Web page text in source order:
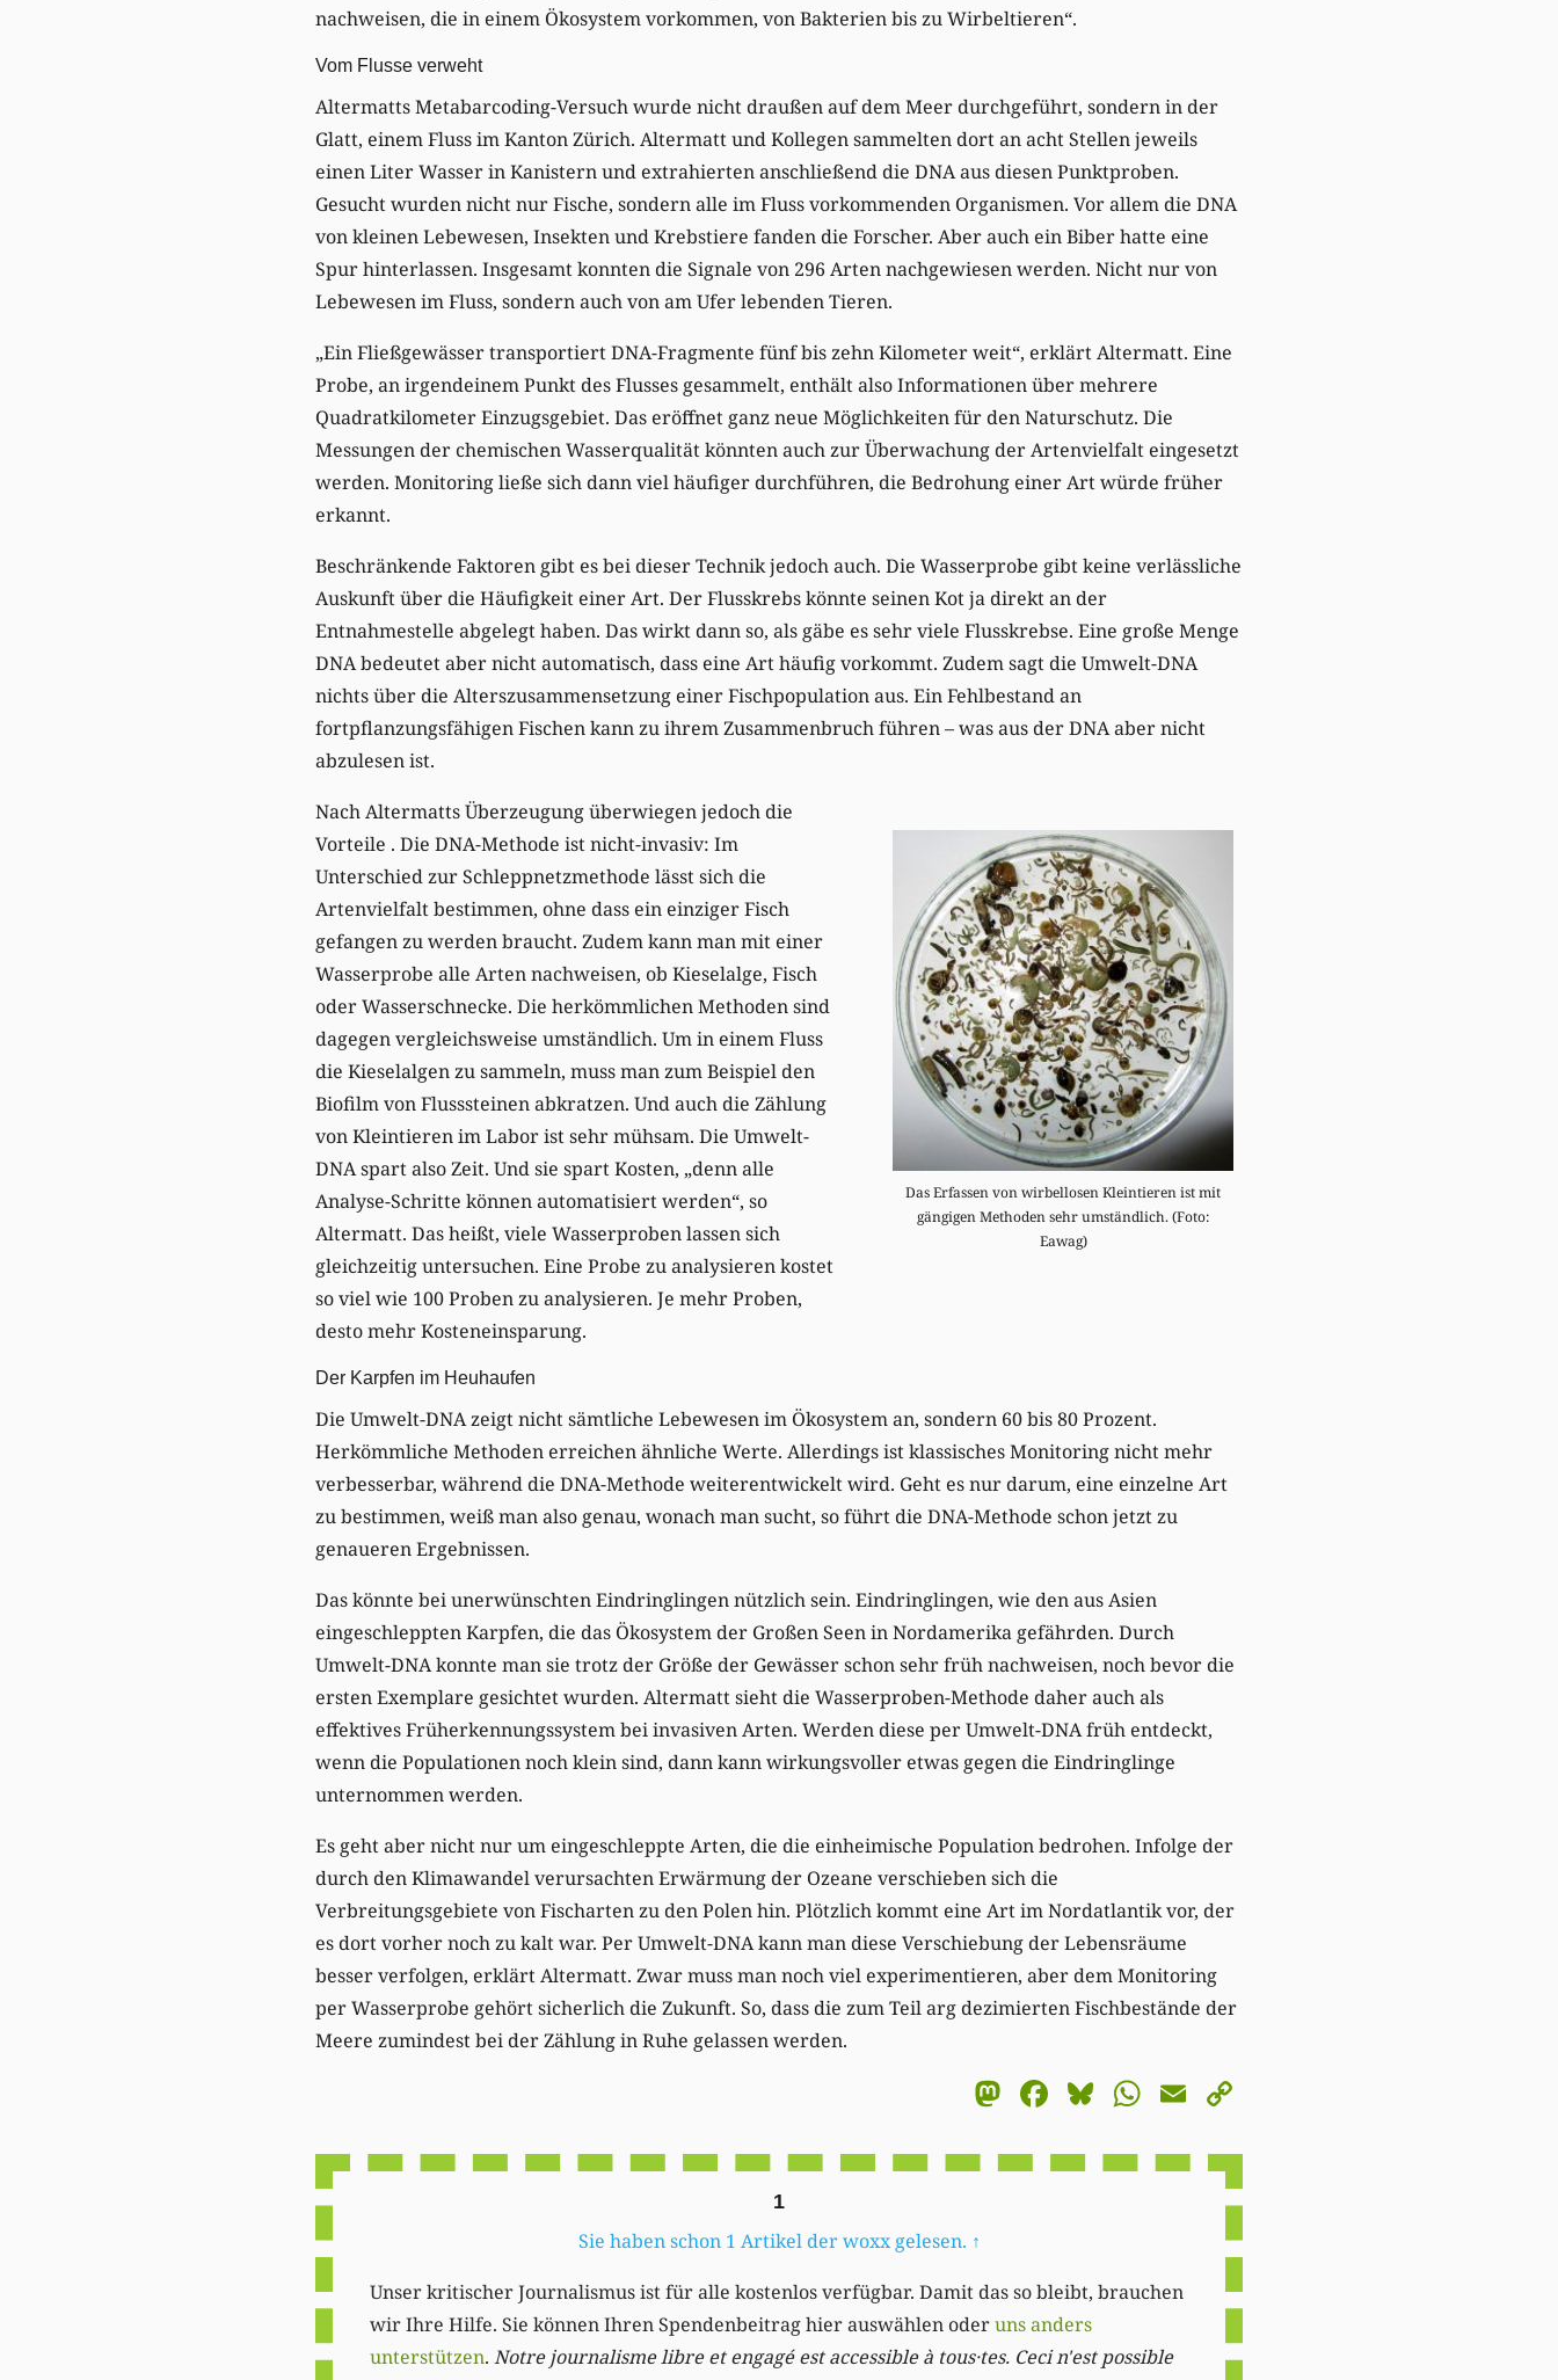
nachweisen, die in einem Ökosystem vorkommen, von Bakterien bis zu Wirbeltieren“.
Vom Flusse verweht
Altermatts Metabarcoding-Versuch wurde nicht draußen auf dem Meer durchgeführt, sondern in der
Glatt, einem Fluss im Kanton Zürich. Altermatt und Kollegen sammelten dort an acht Stellen jeweils
einen Liter Wasser in Kanistern und extrahierten anschließend die DNA aus diesen Punktproben.
Gesucht wurden nicht nur Fische, sondern alle im Fluss vorkommenden Organismen. Vor allem die DNA
von kleinen Lebewesen, Insekten und Krebstiere fanden die Forscher. Aber auch ein Biber hatte eine
Spur hinterlassen. Insgesamt konnten die Signale von 296 Arten nachgewiesen werden. Nicht nur von
Lebewesen im Fluss, sondern auch von am Ufer lebenden Tieren.
„Ein Fließgewässer transportiert DNA-Fragmente fünf bis zehn Kilometer weit“, erklärt Altermatt. Eine
Probe, an irgendeinem Punkt des Flusses gesammelt, enthält also Informationen über mehrere
Quadratkilometer Einzugsgebiet. Das eröffnet ganz neue Möglichkeiten für den Naturschutz. Die
Messungen der chemischen Wasserqualität könnten auch zur Überwachung der Artenvielfalt eingesetzt
werden. Monitoring ließe sich dann viel häufiger durchführen, die Bedrohung einer Art würde früher
erkannt.
Beschränkende Faktoren gibt es bei dieser Technik jedoch auch. Die Wasserprobe gibt keine verlässliche
Auskunft über die Häufigkeit einer Art. Der Flusskrebs könnte seinen Kot ja direkt an der
Entnahmestelle abgelegt haben. Das wirkt dann so, als gäbe es sehr viele Flusskrebse. Eine große Menge
DNA bedeutet aber nicht automatisch, dass eine Art häufig vorkommt. Zudem sagt die Umwelt-DNA
nichts über die Alterszusammensetzung einer Fischpopulation aus. Ein Fehlbestand an
fortpflanzungsfähigen Fischen kann zu ihrem Zusammenbruch führen – was aus der DNA aber nicht
abzulesen ist.
Das Erfassen von wirbellosen Kleintieren ist mit
gängigen Methoden sehr umständlich. (Foto:
Eawag)
Nach Altermatts Überzeugung überwiegen jedoch die
Vorteile . Die DNA-Methode ist nicht-invasiv: Im
Unterschied zur Schleppnetzmethode lässt sich die
Artenvielfalt bestimmen, ohne dass ein einziger Fisch
gefangen zu werden braucht. Zudem kann man mit einer
Wasserprobe alle Arten nachweisen, ob Kieselalge, Fisch
oder Wasserschnecke. Die herkömmlichen Methoden sind
dagegen vergleichsweise umständlich. Um in einem Fluss
die Kieselalgen zu sammeln, muss man zum Beispiel den
Biofilm von Flusssteinen abkratzen. Und auch die Zählung
von Kleintieren im Labor ist sehr mühsam. Die Umwelt-
DNA spart also Zeit. Und sie spart Kosten, „denn alle
Analyse-Schritte können automatisiert werden“, so
Altermatt. Das heißt, viele Wasserproben lassen sich
gleichzeitig untersuchen. Eine Probe zu analysieren kostet
so viel wie 100 Proben zu analysieren. Je mehr Proben,
desto mehr Kosteneinsparung.
Der Karpfen im Heuhaufen
Die Umwelt-DNA zeigt nicht sämtliche Lebewesen im Ökosystem an, sondern 60 bis 80 Prozent.
Herkömmliche Methoden erreichen ähnliche Werte. Allerdings ist klassisches Monitoring nicht mehr
verbesserbar, während die DNA-Methode weiterentwickelt wird. Geht es nur darum, eine einzelne Art
zu bestimmen, weiß man also genau, wonach man sucht, so führt die DNA-Methode schon jetzt zu
genaueren Ergebnissen.
Das könnte bei unerwünschten Eindringlingen nützlich sein. Eindringlingen, wie den aus Asien
eingeschleppten Karpfen, die das Ökosystem der Großen Seen in Nordamerika gefährden. Durch
Umwelt-DNA konnte man sie trotz der Größe der Gewässer schon sehr früh nachweisen, noch bevor die
ersten Exemplare gesichtet wurden. Altermatt sieht die Wasserproben-Methode daher auch als
effektives Früherkennungssystem bei invasiven Arten. Werden diese per Umwelt-DNA früh entdeckt,
wenn die Populationen noch klein sind, dann kann wirkungsvoller etwas gegen die Eindringlinge
unternommen werden.
Es geht aber nicht nur um eingeschleppte Arten, die die einheimische Population bedrohen. Infolge der
durch den Klimawandel verursachten Erwärmung der Ozeane verschieben sich die
Verbreitungsgebiete von Fischarten zu den Polen hin. Plötzlich kommt eine Art im Nordatlantik vor, der
es dort vorher noch zu kalt war. Per Umwelt-DNA kann man diese Verschiebung der Lebensräume
besser verfolgen, erklärt Altermatt. Zwar muss man noch viel experimentieren, aber dem Monitoring
per Wasserprobe gehört sicherlich die Zukunft. So, dass die zum Teil arg dezimierten Fischbestände der
Meere zumindest bei der Zählung in Ruhe gelassen werden.
Mastodon
Facebook
Bluesky
WhatsApp
Email
1
Sie haben schon 1 Artikel der woxx gelesen. ↑
Unser kritischer Journalismus ist für alle kostenlos verfügbar. Damit das so bleibt, brauchen
wir Ihre Hilfe. Sie können Ihren Spendenbeitrag hier auswählen oderuns anders
unterstützen. Notre journalisme libre et engagé est accessible à tous·tes. Ceci n'est possible